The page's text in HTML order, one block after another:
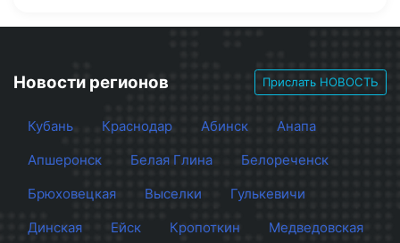
Новости регионов Прислать НОВОСТЬ
Кубань Краснодар Абинск
Анапа
Апшеронск
Белая Глина
Белореченск
Брюховецкая
Выселки
Гулькевичи
Динская
Ейск Кропоткин
Медведовская